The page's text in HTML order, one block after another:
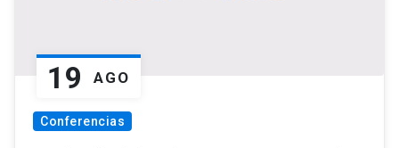
19 AGO
Conferencias